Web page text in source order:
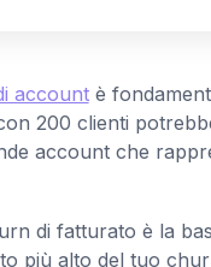
accountè
200 clienti
account che
di fatturato è la
più alto del tuo